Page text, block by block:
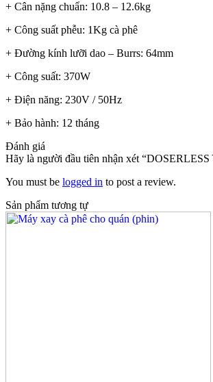
+ Cân nặng chuẩn: 10.8 – 12.6kg
+ Công suất phễu: 1Kg cà phê
+ Đường kính lưỡi dao – Burrs: 64mm
+ Công suất: 370W
+ Điện năng: 230V / 50Hz
+ Bảo hành: 12 tháng
Đánh giá
Hãy là người đầu tiên nhận xét
You must be logged in to post a review.
Sản phẩm tương tự